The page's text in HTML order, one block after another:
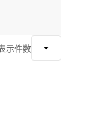
示件数